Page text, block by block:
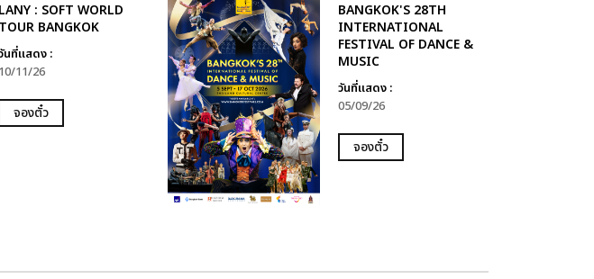
LANY : SOFT WORLD
TOUR BANGKOK
นที่แสดง :
10/11/26
จองตั๋ว
BANGKOK'S 28TH
INTERNATIONAL
FESTIVAL OF DANCE &
MUSIC
วันที่แสดง :
05/09/26
จองตั๋ว